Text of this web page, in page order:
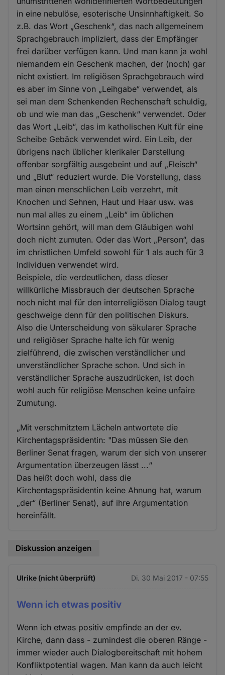
in eine nebulöse, esoterische Unsinnhaftigkeit. So
z.B. das Wort „Geschenk“, das nach allgemeinem
Sprachgebrauch impliziert, dass der Empfänger
frei darüber verfügen kann. Und man kann ja wohl
niemandem ein Geschenk machen, der (noch) gar
nicht existiert. Im religiösen Sprachgebrauch wird
es aber im Sinne von „Leihgabe“ verwendet, als
sei man dem Schenkenden Rechenschaft schuldig,
ob und wie man das „Geschenk“ verwendet. Oder
das Wort „Leib“, das im katholischen Kult für eine
Scheibe Gebäck verwendet wird. Ein Leib, der
übrigens nach üblicher klerikaler Darstellung
offenbar sorgfältig ausgebeint und auf „Fleisch“
und „Blut“ reduziert wurde. Die Vorstellung, dass
man einen menschlichen Leib verzehrt, mit
Knochen und Sehnen, Haut und Haar usw. was
nun mal alles zu einem „Leib“ im üblichen
Wortsinn gehört, will man dem Gläubigen wohl
doch nicht zumuten. Oder das Wort „Person“, das
im christlichen Umfeld sowohl für 1 als auch für 3
Individuen verwendet wird.
Beispiele, die verdeutlichen, dass dieser
willkürliche Missbrauch der deutschen Sprache
noch nicht mal für den interreligiösen Dialog taugt
geschweige denn für den politischen Diskurs.
Also die Unterscheidung von säkularer Sprache
und religiöser Sprache halte ich für wenig
zielführend, die zwischen verständlicher und
unverständlicher Sprache schon. Und sich in
verständlicher Sprache auszudrücken, ist doch
wohl auch für religiöse Menschen keine unfaire
Zumutung.
„Mit verschmitztem Lächeln antwortete die
Kirchentagspräsidentin: "Das müssen Sie den
Berliner Senat fragen, warum der sich von unserer
Argumentation überzeugen lässt ...“
Das heißt doch wohl, dass die
Kirchentagspräsidentin keine Ahnung hat, warum
„der“ (Berliner Senat), auf ihre Argumentation
hereinfällt.
Diskussion anzeigen
Ulrike (nicht überprüft) Di. 30 Mai 2017 - 07:55
Wenn ich etwas positiv
Wenn ich etwas positiv empfinde an der ev.
Kirche, dann dass - zumindest die oberen Ränge -
immer wieder auch Dialogbereitschaft mit hohem
Konfliktpotential wagen. Man kann da auch leicht
Cookies